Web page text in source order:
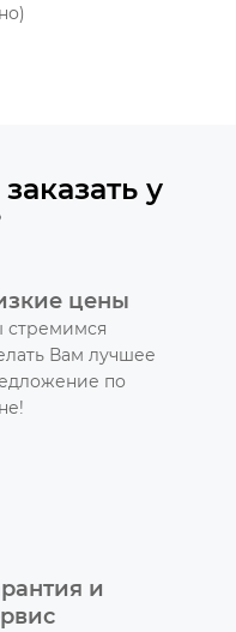
у
цены
стремимся
Вам лучшее
по
и